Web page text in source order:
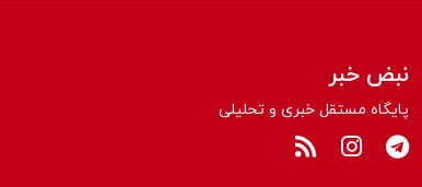
نبض خبر
پایگاه مستقل خبری و تحلیلی